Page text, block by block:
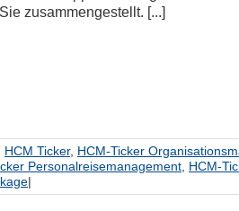
zusammengestellt. [...]
HCM Ticker, HCM-Ticker
Personalreisemanagement HCM-
|